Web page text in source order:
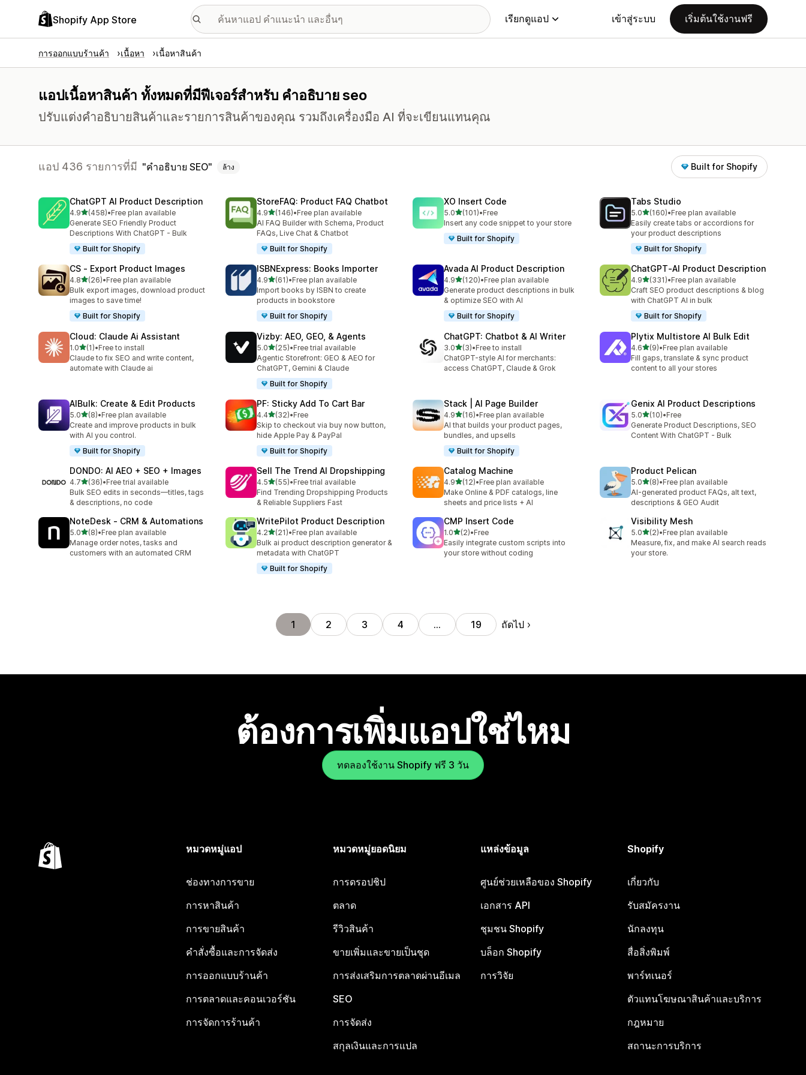
Shopify App Store เรียกดูแอป เข้าสู่ระบบ เริ่มต้นใช้งานฟรี
การออกแบบร้านค้า เนื้อหา เนื้อหาสินค้า
แอปเนื้อหาสินค้า ทั้งหมดที่มีฟีเจอร์สำหรับ คำอธิบาย seo
ปรับแต่งคำอธิบายสินค้าและรายการสินค้าของคุณ รวมถึงเครื่องมือ AI ที่จะเขียนแทนคุณ
แอป 436 รายการที่มี คำอธิบาย SEO ล้าง Built for Shopify
ChatGPT AI Product Description
4.9เต็ม 5 ดาว
(458)
ทั้งหมด 458 รีวิว
•Free plan available
Generate SEO Friendly Product
Descriptions With ChatGPT - Bulk
Built for Shopify
StoreFAQ: Product FAQ Chatbot
4.9เต็ม 5 ดาว
(146)
ทั้งหมด 146 รีวิว
•Free plan available
AI FAQ Builder with Schema, Product
FAQs, Live Chat & Chatbot
Built for Shopify
XO Insert Code
5.0เต็ม 5 ดาว
(101)
ทั้งหมด 101 รีวิว
•Free
Insert any code snippet to your store
Built for Shopify
Tabs Studio
5.0เต็ม 5 ดาว
(160)
ทั้งหมด 160 รีวิว
•Free plan available
Easily create tabs or accordions for
your product descriptions
Built for Shopify
CS ‑ Export Product Images
4.8เต็ม 5 ดาว
(26)
ทั้งหมด 26 รีวิว
•Free plan available
Bulk export images, download product
images to save time!
Built for Shopify
ISBNExpress: Books Importer
4.9เต็ม 5 ดาว
(61)
ทั้งหมด 61 รีวิว
•Free plan available
Import books by ISBN to create
products in bookstore
Built for Shopify
Avada AI Product Description
4.9เต็ม 5 ดาว
(120)
ทั้งหมด 120 รีวิว
•Free plan available
Generate product descriptions in bulk
& optimize SEO with AI
Built for Shopify
ChatGPT‑AI Product Description
4.9เต็ม 5 ดาว
(331)
ทั้งหมด 331 รีวิว
•Free plan available
Craft SEO product descriptions & blog
with ChatGPT AI in bulk
Built for Shopify
Cloud: Claude Ai Assistant
1.0เต็ม 5 ดาว
(1)
ทั้งหมด 1 รีวิว
•Free to install
Claude to fix SEO and write content,
automate with Claude ai
Vizby: AEO, GEO, & Agents
5.0เต็ม 5 ดาว
(25)
ทั้งหมด 25 รีวิว
•Free trial available
Agentic Storefront: GEO & AEO for
ChatGPT, Gemini & Claude
Built for Shopify
ChatGPT: Chatbot & AI Writer
3.0เต็ม 5 ดาว
(3)
ทั้งหมด 3 รีวิว
•Free to install
ChatGPT-style AI for merchants:
access ChatGPT, Claude & Grok
Plytix Multistore AI Bulk Edit
4.6เต็ม 5 ดาว
(9)
ทั้งหมด 9 รีวิว
•Free plan available
Fill gaps, translate & sync product
content to all your stores
AIBulk: Create & Edit Products
5.0เต็ม 5 ดาว
(8)
ทั้งหมด 8 รีวิว
•Free plan available
Create and improve products in bulk
with AI you control.
Built for Shopify
PF: Sticky Add To Cart Bar
4.4เต็ม 5 ดาว
(32)
ทั้งหมด 32 รีวิว
•Free
Skip to checkout via buy now button,
hide Apple Pay & PayPal
Built for Shopify
Stack | AI Page Builder
4.9เต็ม 5 ดาว
(16)
ทั้งหมด 16 รีวิว
•Free plan available
AI that builds your product pages,
bundles, and upsells
Built for Shopify
Genix AI Product Descriptions
5.0เต็ม 5 ดาว
(10)
ทั้งหมด 10 รีวิว
•Free
Generate Product Descriptions, SEO
Content With ChatGPT - Bulk
DONDO: AI AEO + SEO + Images
4.7เต็ม 5 ดาว
(36)
ทั้งหมด 36 รีวิว
•Free trial available
Bulk SEO edits in seconds—titles, tags
& descriptions, no code
Sell The Trend AI Dropshipping
4.5เต็ม 5 ดาว
(55)
ทั้งหมด 55 รีวิว
•Free trial available
Find Trending Dropshipping Products
& Reliable Suppliers Fast
Catalog Machine
4.9เต็ม 5 ดาว
(12)
ทั้งหมด 12 รีวิว
•Free plan available
Make Online & PDF catalogs, line
sheets and price lists + AI
Product Pelican
5.0เต็ม 5 ดาว
(8)
ทั้งหมด 8 รีวิว
•Free plan available
AI-generated product FAQs, alt text,
descriptions & GEO Audit
NoteDesk ‑ CRM & Automations
5.0เต็ม 5 ดาว
(8)
ทั้งหมด 8 รีวิว
•Free plan available
Manage order notes, tasks and
customers with an automated CRM
WritePilot Product Description
4.2เต็ม 5 ดาว
(21)
ทั้งหมด 21 รีวิว
•Free plan available
Bulk ai product description generator &
metadata with ChatGPT
Built for Shopify
CMP Insert Code
1.0เต็ม 5 ดาว
(2)
ทั้งหมด 2 รีวิว
•Free
Easily integrate custom scripts into
your store without coding
Visibility Mesh
5.0เต็ม 5 ดาว
(2)
ทั้งหมด 2 รีวิว
•Free plan available
Measure, fix, and make AI search reads
your store.
1 2 3 4 … 19 ถัดไป
ต้องการเพิ่มแอปใช่ไหม
ทดลองใช้งาน Shopify ฟรี 3 วัน
หมวดหมู่แอป
ช่องทางการขาย
การหาสินค้า
การขายสินค้า
คำสั่งซื้อและการจัดส่ง
การออกแบบร้านค้า
การตลาดและคอนเวอร์ชัน
การจัดการร้านค้า
หมวดหมู่ยอดนิยม
การดรอปชิป
ตลาด
รีวิวสินค้า
ขายเพิ่มและขายเป็นชุด
การส่งเสริมการตลาดผ่านอีเมล
SEO
การจัดส่ง
สกุลเงินและการแปล
แหล่งข้อมูล
ศูนย์ช่วยเหลือของ Shopify
เอกสาร API
ชุมชน Shopify
บล็อก Shopify
การวิจัย
Shopify
เกี่ยวกับ
รับสมัครงาน
นักลงทุน
สื่อสิ่งพิมพ์
พาร์ทเนอร์
ตัวแทนโฆษณาสินค้าและบริการ
กฎหมาย
สถานะการบริการ